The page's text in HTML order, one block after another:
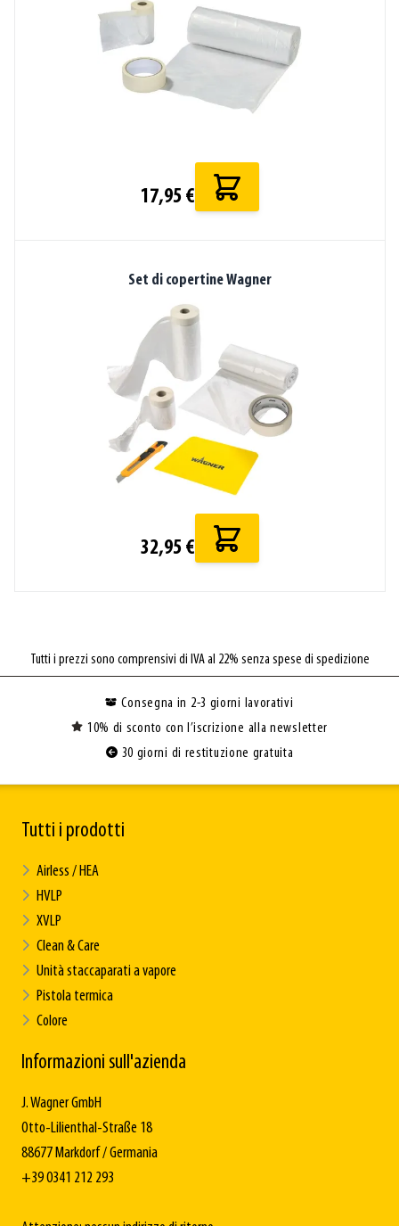
17,95 €
Set di copertine Wagner
32,95 €
Tutti i prezzi sono comprensivi di IVA al 22% senza spese di spedizione
Consegna in 2-3 giorni lavorativi
10% di sconto con l’iscrizione alla newsletter
30 giorni di restituzione gratuita
Tutti i prodotti
Airless / HEA
HVLP
XVLP
Clean & Care
Unità staccaparati a vapore
Pistola termica
Colore
Informazioni sull'azienda
J. Wagner GmbH
Otto-Lilienthal-Straße 18
88677 Markdorf / Germania
+39 0341 212 293